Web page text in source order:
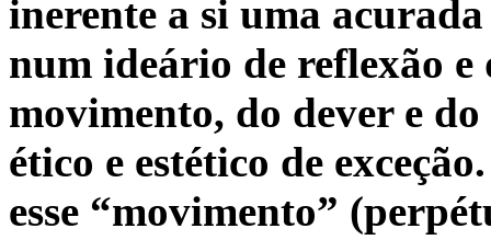
inerente a si uma
num ideário de reflexão e
movimento, do dever e
ético e estético de
esse “movimento”